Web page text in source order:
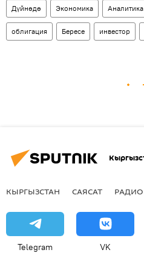
Дүйнөдө Экономика Аналитика
облигация Бересе инвестор
КЫРГЫЗСТАН САЯСАТ РАДИО
Telegram VK